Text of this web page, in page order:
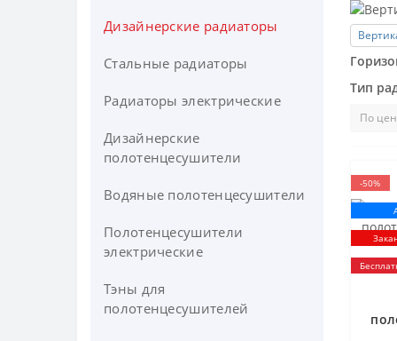
Дизайнерские радиаторы
Стальные радиаторы
Радиаторы электрические
Дизайнерские
полотенцесушители
Водяные полотенцесушители
Полотенцесушители
электрические
Тэны для
полотенцесушителей
Тип
-50%